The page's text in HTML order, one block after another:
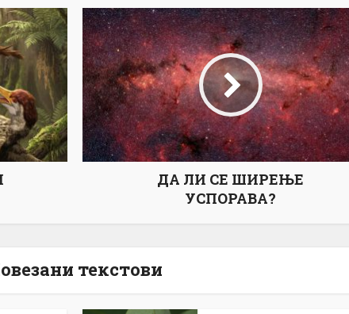
ДА ЛИ СЕ ШИРЕЊЕ
УСПОРАВА?
текстови